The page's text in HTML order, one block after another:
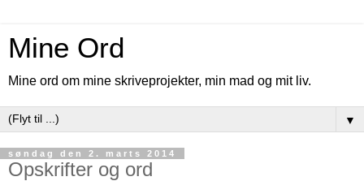
Mine Ord
Mine ord om mine skriveprojekter, min mad og mit liv.
▼
søndag den 2. marts 2014
Opskrifter og ord